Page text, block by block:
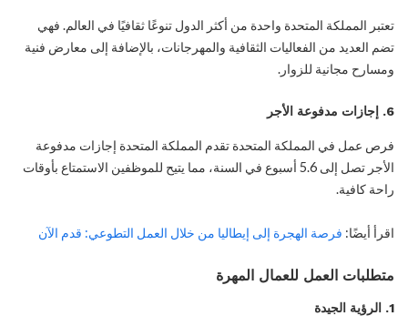
تعتبر المملكة المتحدة واحدة من أكثر الدول تنوعًا ثقافيًا في العالم. فهي
تضم العديد من الفعاليات الثقافية والمهرجانات، بالإضافة إلى معارض فنية
ومسارح مجانية للزوار.
6. إجازات مدفوعة الأجر
فرص عمل في المملكة المتحدة تقدم المملكة المتحدة إجازات مدفوعة
الأجر تصل إلى 5.6 أسبوع في السنة، مما يتيح للموظفين الاستمتاع بأوقات
راحة كافية.
اقرأ أيضًا: ‏فرصة الهجرة إلى إيطاليا من خلال العمل التطوعي: قدم الآن
متطلبات العمل للعمال المهرة
1. الرؤية الجيدة